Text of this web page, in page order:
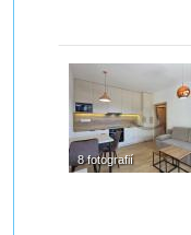
8 fotografií